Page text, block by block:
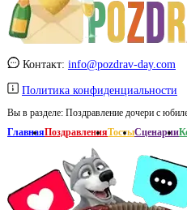
Контакт: info@pozdrav-day.com
Политика конфиденциальности
Вы в разделе: Поздравление дочери с
ГлавнаяПоздравленияТостыСценарии